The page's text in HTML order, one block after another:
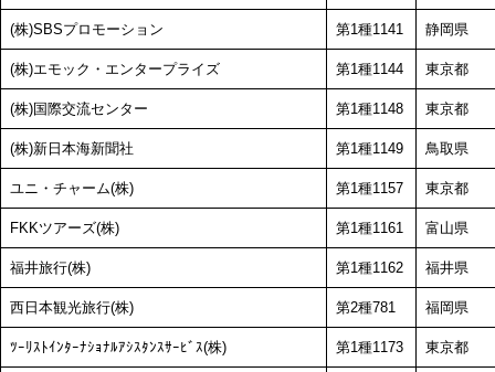
(株)SBSプロモーション 第1種1141 静岡県
(株)エモック・エンタープライズ 第1種1144 東京都
(株)国際交流センター 第1種1148 東京都
(株)新日本海新聞社 第1種1149 鳥取県
ユニ・チャーム(株) 第1種1157 東京都
FKKツアーズ(株) 第1種1161 富山県
福井旅行(株) 第1種1162 福井県
西日本観光旅行(株) 第2種781 福岡県
ﾂｰﾘｽﾄｲﾝﾀｰﾅｼｮﾅﾙｱｼｽﾀﾝｽｻｰﾋﾞｽ(株) 第1種1173 東京都